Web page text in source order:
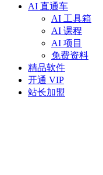
AI 直通车
AI 工具箱
AI 课程
AI 项目
免费资料
精品软件
开通 VIP
站长加盟